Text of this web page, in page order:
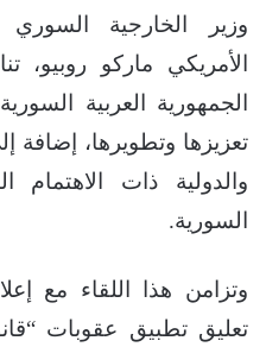
وزير الخارجية
الأمريكي ماركو روبيو،
الجمهورية العربية
تعزيزها وتطويرها، إضافة
والدولية ذات
السورية.
وتزامن هذا اللقاء مع
تعليق تطبيق عقوبات